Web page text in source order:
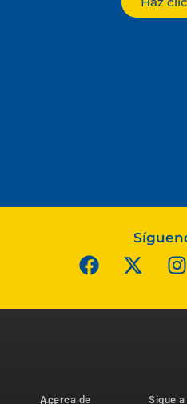
Acerca de
Sigue a